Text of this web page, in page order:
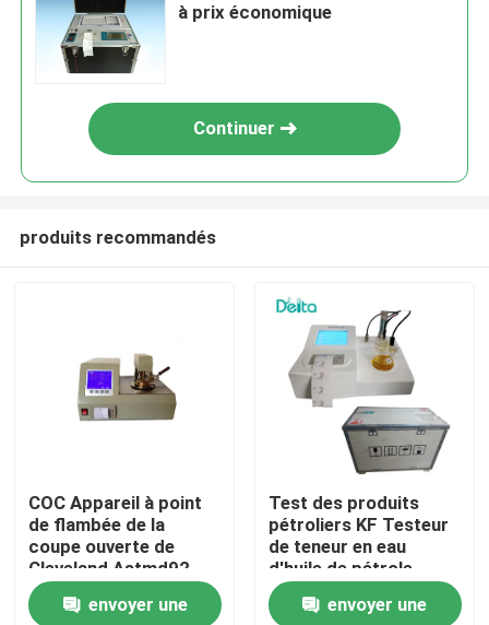
À la maison
à prix économique
Continuer
produits recommandés
COC Appareil à point
de flambée de la
coupe ouverte de
Cleveland Astmd92
entièrement
automatiqueenvoyer une
Test des produits
pétroliers KF Testeur
de teneur en eau
d'huile de pétrole
envoyer une